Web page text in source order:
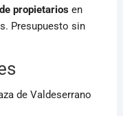
propietariosen
Presupuesto sin
de Valdeserrano